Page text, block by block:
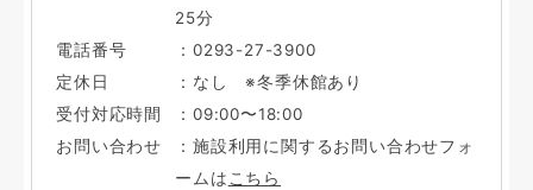
25分
電話番号
：0293-27-3900
定休日
：なし ※冬季休館あり
受付対応時間
：09:00〜18:00
お問い合わせ
：施設利用に関するお問い合わせフォ
ームは こちら